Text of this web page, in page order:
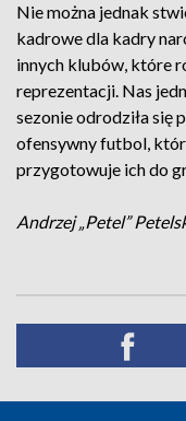
Nie można jednak
kadrowe dla kadry
innych klubów, które
reprezentacji. Nas
sezonie odrodziła się
ofensywny futbol,
przygotowuje ich do
Andrzej „Petel”